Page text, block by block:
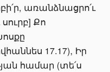
առանձնացրո՛ւ
Քո
17.17), Իր
համար (տե՛ս